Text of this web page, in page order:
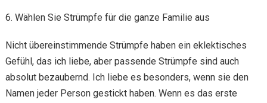
6. Wählen Sie Strümpfe für die ganze Familie aus
Nicht übereinstimmende Strümpfe haben ein eklektisches
Gefühl, das ich liebe, aber passende Strümpfe sind auch
absolut bezaubernd. Ich liebe es besonders, wenn sie den
Namen jeder Person gestickt haben. Wenn es das erste